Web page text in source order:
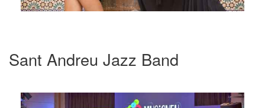
Sant Andreu Jazz Band